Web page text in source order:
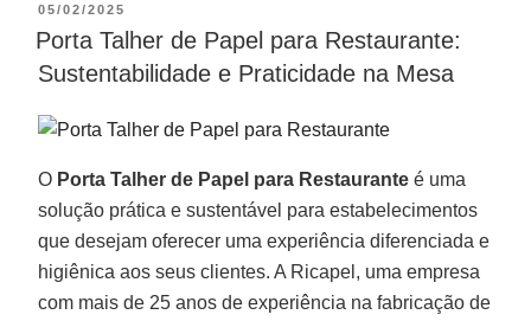
05/02/2025
Porta Talher de Papel para Restaurante:
Sustentabilidade e Praticidade na Mesa
O Porta Talher de Papel para Restaurante é uma
solução prática e sustentável para estabelecimentos
que desejam oferecer uma experiência diferenciada e
higiênica aos seus clientes. A Ricapel, uma empresa
com mais de 25 anos de experiência na fabricação de